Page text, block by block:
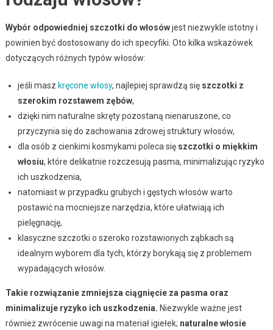
Wybór odpowiedniej szczotki do włosówjest niezwykle istotny i
powinien być dostosowany do ich specyfiki. Oto kilka wskazówek
dotyczących różnych typów włosów:
jeśli masz kręcone włosy, najlepiej sprawdzą się szczotki z
szerokim rozstawem zębów,
dzięki nim naturalne skręty pozostaną nienaruszone, co
przyczynia się do zachowania zdrowej struktury włosów,
dla osób z cienkimi kosmykami poleca się szczotki o miękkim
włosiu, które delikatnie rozczesują pasma, minimalizując ryzyko
ich uszkodzenia,
natomiast w przypadku grubych i gęstych włosów warto
postawić na mocniejsze narzędzia, które ułatwiają ich
pielęgnację,
klasyczne szczotki o szeroko rozstawionych ząbkach są
idealnym wyborem dla tych, którzy borykają się z problemem
wypadających włosów.
Takie rozwiązanie zmniejsza ciągnięcie za pasma oraz
minimalizuje ryzyko ich uszkodzenia. Niezwykle ważne jest
również zwrócenie uwagi na materiał igiełek; naturalne włosie